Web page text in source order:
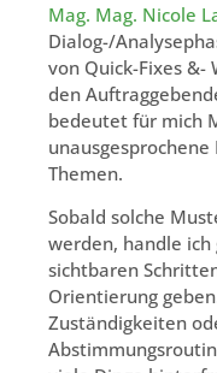
Mag. Mag. Nicole
Dialog-/
von Quick-Fixes &-
den
bedeutet für mich
Themen.
Sobald solche
werden, handle
sichtbaren
Orientierung
Zuständigkeiten